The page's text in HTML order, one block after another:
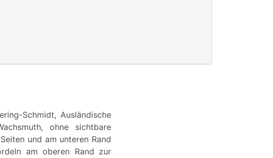
Schmidt, Ausländische
ohne sichtbare
und am unteren Rand
am oberen Rand zur